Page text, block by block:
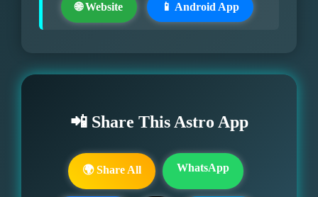
🌐 Website 📱 Android App
📲 Share This Astro App
🌍 Share All WhatsApp